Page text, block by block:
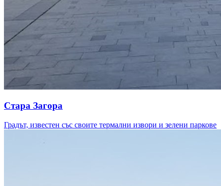
Стара Загора
Градът, известен със своите термални извори и зелени паркове